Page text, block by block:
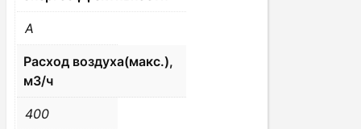
A
Расход воздуха(макс.),
м3/ч
400